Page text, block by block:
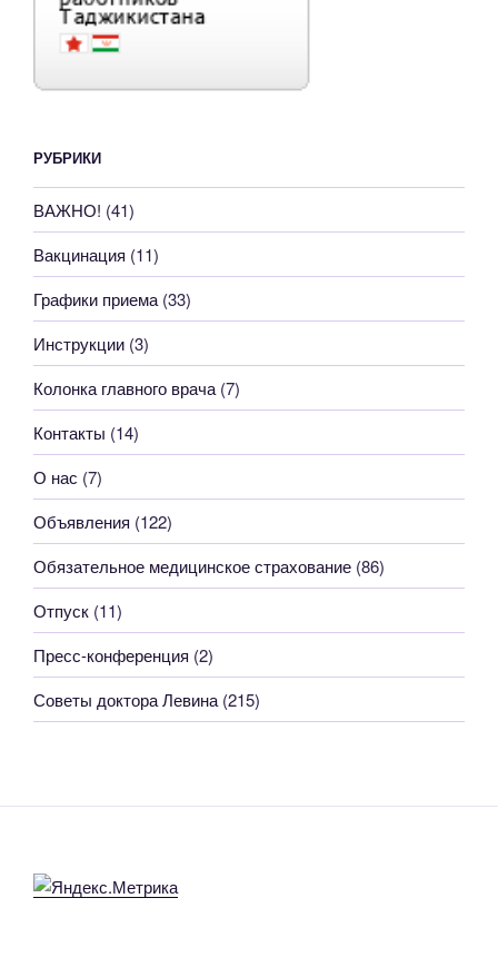
РУБРИКИ
ВАЖНО! (41)
Вакцинация (11)
Графики приема (33)
Инструкции (3)
Колонка главного врача (7)
Контакты (14)
О нас (7)
Объявления (122)
Обязательное медицинское страхование (86)
Отпуск (11)
Пресс-конференция (2)
Советы доктора Левина (215)